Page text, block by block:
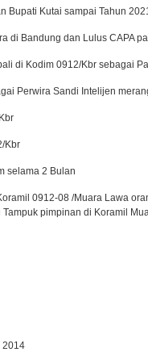
Bupati Kutai sampai Tahun
di Bandung dan Lulus CAPA
di Kodim 0912/Kbr sebagai
Perwira Sandi Intelijen
Kbr
selama 2 Bulan
0912-08 /Muara Lawa
pimpinan di Koramil
2014